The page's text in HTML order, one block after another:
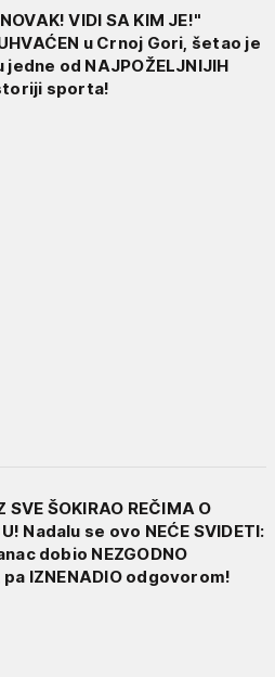
VIDI SA KIM JE!"
u Crnoj Gori, šetao je
jedne od NAJPOŽELJNIJIH
sporta!
SVE ŠOKIRAO REČIMA O
Nadalu se ovo NEĆE SVIDETI:
dobio NEZGODNO
pa IZNENADIO odgovorom!